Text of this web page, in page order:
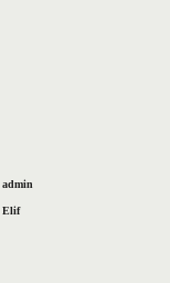
admin
Elif